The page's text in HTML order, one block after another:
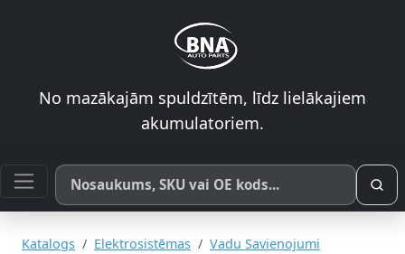
No mazākajām spuldzītēm, līdz lielākajiem
akumulatoriem.
Meklēt pēc produkta nosaukuma, SKU vai OE koda
Katalogs Elektrosistēmas
Vadu Savienojumi